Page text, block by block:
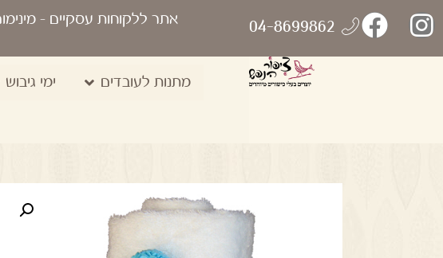
אתר ללקוחות עסקיים- מינימום להזמנה 500 ש“ח ממוצר 04-8699862
מתנות לעובדים ימי גיבוש